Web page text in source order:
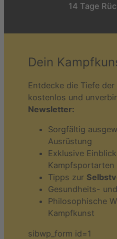
14 Tage
Dein
Entdecke die Tiefe
kostenlos und
Newsletter:
Sorgfältig
Ausrüstung
Exklusive
Kampfsportarten
Tipps zur
Gesundheits-
Philosophische
Kampfkunst
sibwp_form id=1